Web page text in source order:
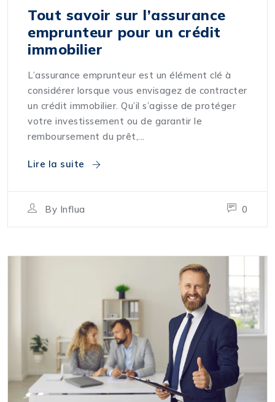
Tout savoir sur l’assurance
emprunteur pour un crédit
immobilier
L’assurance emprunteur est un élément clé à
considérer lorsque vous envisagez de contracter
un crédit immobilier. Qu’il s’agisse de protéger
votre investissement ou de garantir le
remboursement du prêt,...
Lire la suite
By Influa 0